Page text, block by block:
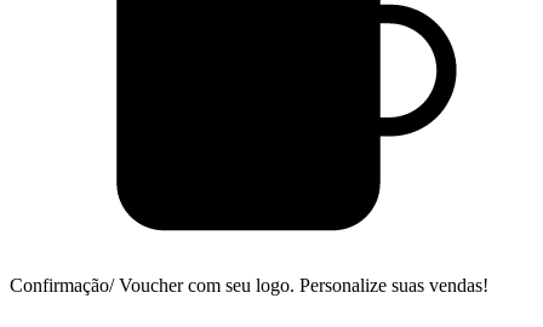
Confirmação/ Voucher com seu logo. Personalize suas vendas!